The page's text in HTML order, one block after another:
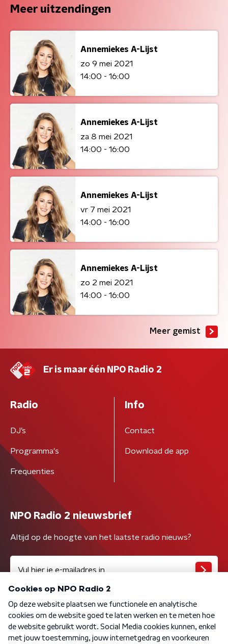
Meer uitzendingen
Annemiekes A-Lijst
zo 9 mei 2021
14:00 - 16:00
Annemiekes A-Lijst
za 8 mei 2021
14:00 - 16:00
Annemiekes A-Lijst
vr 7 mei 2021
14:00 - 16:00
Annemiekes A-Lijst
zo 2 mei 2021
14:00 - 16:00
Meer gemist
Er is maar één NPO Radio 2
Radio
DJ’s
Programma's
Frequenties
Info
Contact
Download de app
NPO Radio 2 nieuwsbrief
Altijd op de hoogte van het laatste radio nieuws?
Algemene voorwaarden